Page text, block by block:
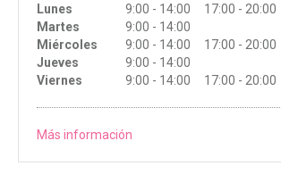
Lunes
9:00 - 14:00 17:00 - 20:00
Martes
9:00 - 14:00
Miércoles
9:00 - 14:00 17:00 - 20:00
Jueves
9:00 - 14:00
Viernes
9:00 - 14:00 17:00 - 20:00
Más información